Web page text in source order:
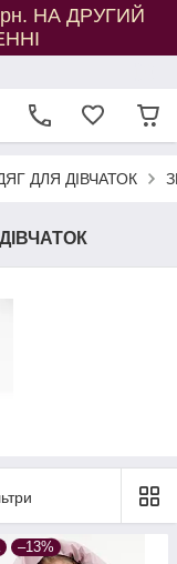
НА ДРУГИЙ
ДЛЯ ДІВЧАТОК
–13%